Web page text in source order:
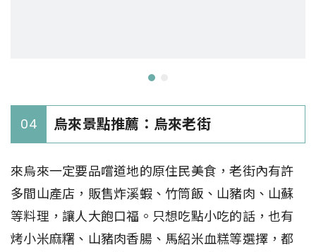
04 烏來景點推薦：烏來老街
來烏來一定要品嚐道地的原住民美食，老街內有許
多間山產店，販售炸溪蝦、竹筒飯、山豬肉、山蘇
等料理，讓人大飽口福。只想吃點小吃的話，也有
烤小米麻糬、山豬肉香腸、馬紹米血糕等選擇，都